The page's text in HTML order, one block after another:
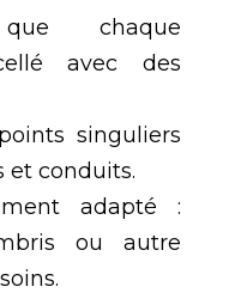
que chaque
avec des
singuliers
et conduits.
adapté :
ou autre